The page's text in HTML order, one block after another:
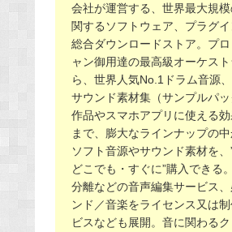
会社が運営する、世界最大規
関するソフトウェア、プラグ
総合ダウンロードストア。プ
ャン御用達の最高級オーケス
ら、世界人気No.1ドラム音源
サウンド素材集（サンプルパ
作品やスマホアプリに使える
まで、膨大なラインナップの
ソフト音源やサウンド素材を、
どこでも・すぐに”購入できる
分離などの音声編集サービス
ンド／音楽をライセンス又は
ビスなども展開。音に関わる